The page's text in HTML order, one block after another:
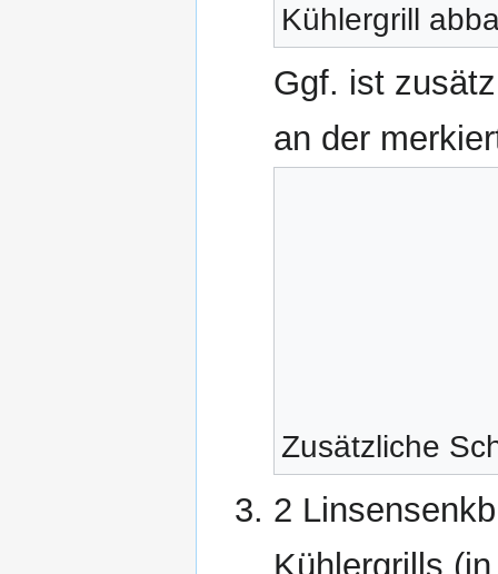
Kühlergrill
Ggf. ist
an der
Zusätzliche
2
Kühlergrills